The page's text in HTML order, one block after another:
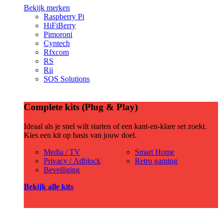
Bekijk merken
Raspberry Pi
HiFiBerry
Pimoroni
Cyntech
Rfxcom
RS
Rii
SOS Solutions
Complete kits (Plug & Play)
Ideaal als je snel wilt starten of een kant-en-klare set zoekt.
Kies een kit op basis van jouw doel.
Media / TV
Privacy / Adblock
Beveiliging
Smart Home
Retro gaming
Bekijk alle kits